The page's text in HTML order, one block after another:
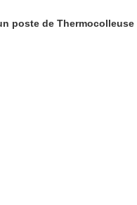
poste de Thermocolleuse